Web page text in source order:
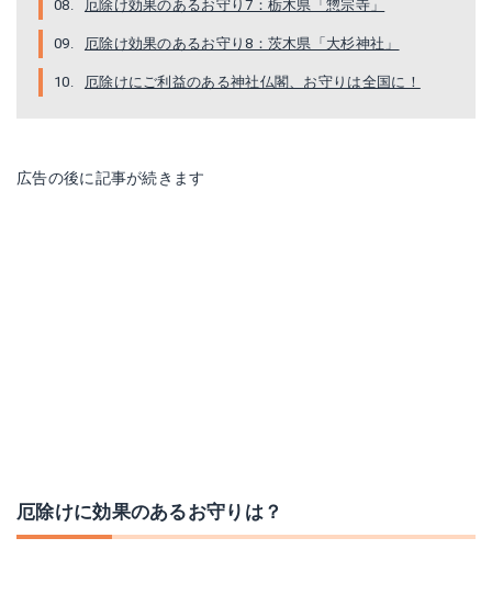
厄除け効果のあるお守り7：栃木県「惣宗寺」
厄除け効果のあるお守り8：茨木県「大杉神社」
厄除けにご利益のある神社仏閣、お守りは全国に！
広告の後に記事が続きます
厄除けに効果のあるお守りは？